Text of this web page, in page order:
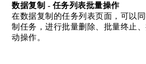
数据复制 - 任务列表批量操作
在数据复制的任务列表页面，可以
制任务，进行批量删除、批量终止
动操作。